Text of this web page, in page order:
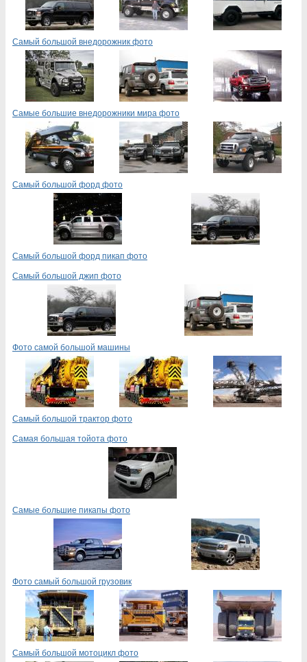
Самый большой внедорожник фото
Самые большие внедорожники мира фото
Самый большой форд фото
Самый большой форд пикап фото
Самый большой джип фото
Фото самой большой машины
Самый большой трактор фото
Самая большая тойота фото
Самые большие пикапы фото
Фото самый большой грузовик
Самый большой мотоцикл фото